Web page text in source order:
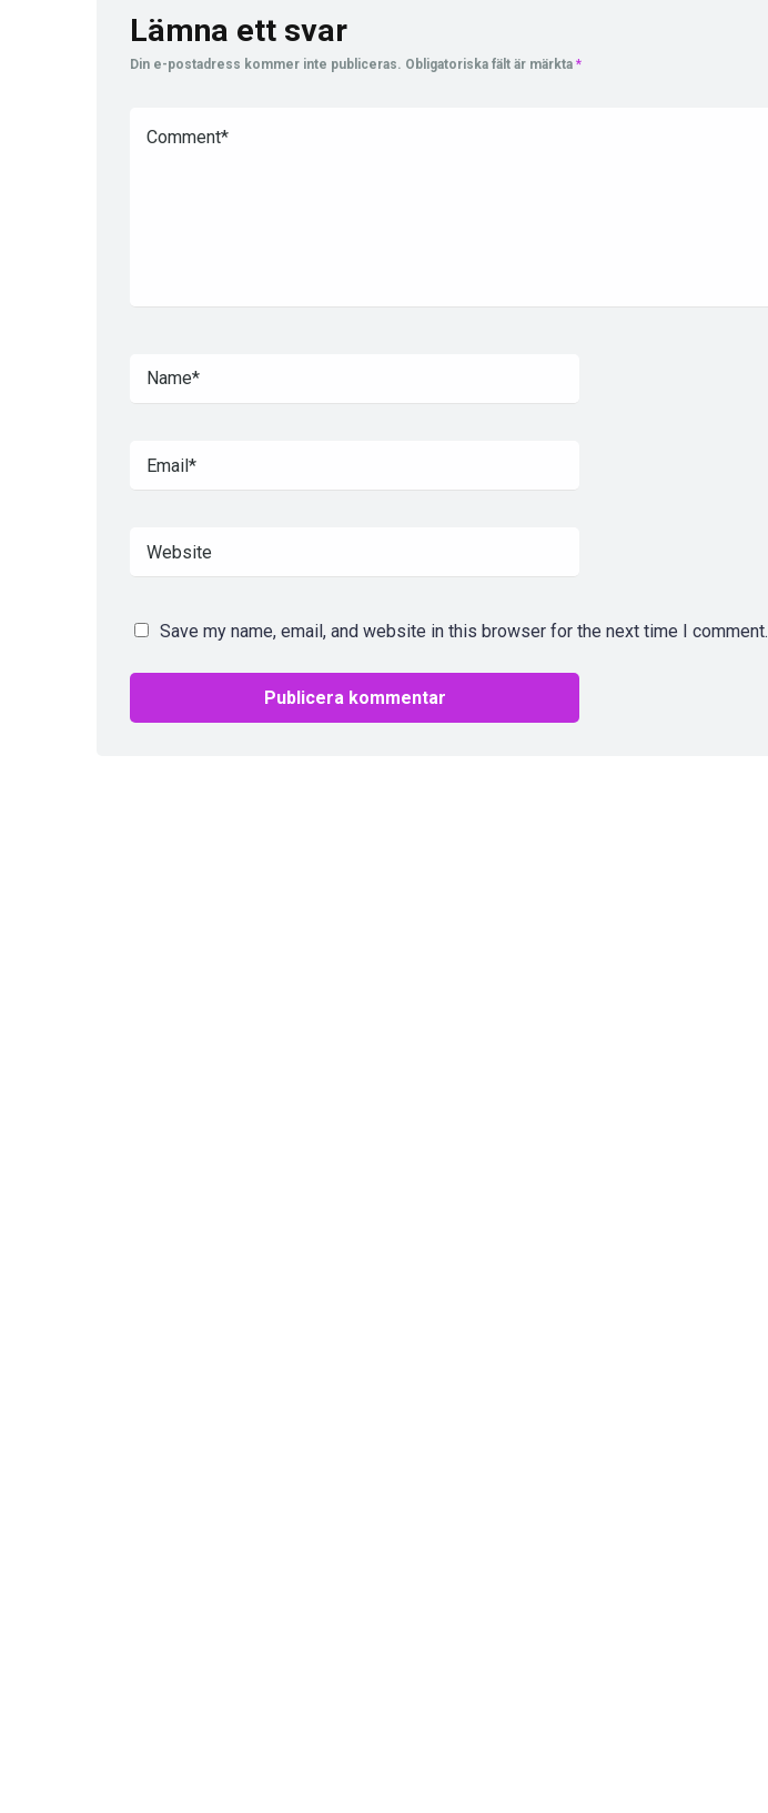
Lämna ett svar
Din e-postadress kommer inte publiceras. Obligatoriska fält är märkta *
Save my name, email, and website in this browser for the next time I comment.